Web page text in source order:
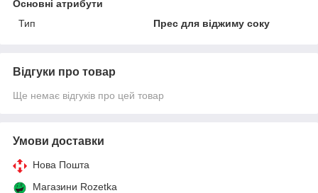
Основні атрибути
Тип
Прес для віджиму соку
Відгуки про товар
Ще немає відгуків про цей товар
Умови доставки
Нова Пошта
Магазини Rozetka